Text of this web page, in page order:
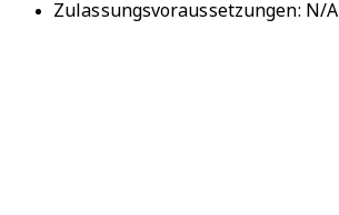
Zulassungsvoraussetzungen: N/A